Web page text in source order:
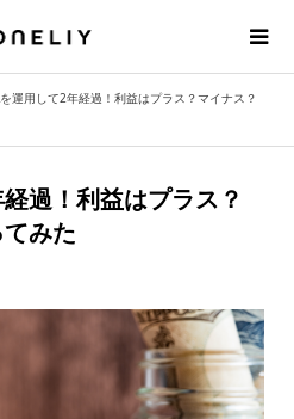
運用して2年経過！利益はプラス？マイナス？
過！利益はプラス？
みた